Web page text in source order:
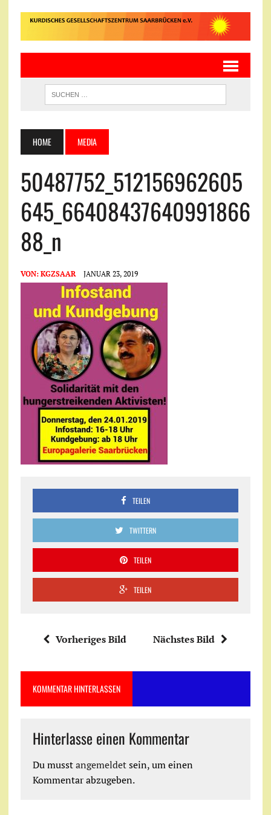
HOME MEDIA
50487752_512156962605
645_66408437640991866
88_n
VON: KGZSAAR JANUAR 23, 2019
TEILEN
TWITTERN
TEILEN
TEILEN
Vorheriges Bild Nächstes Bild
KOMMENTAR HINTERLASSEN
Hinterlasse einen Kommentar
Du musstangemeldetsein, um einen
Kommentar abzugeben.